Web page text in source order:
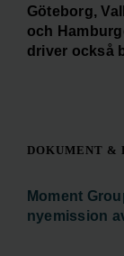
Göteborg,
och
driver också
DOKUMENT &
Moment
nyemission